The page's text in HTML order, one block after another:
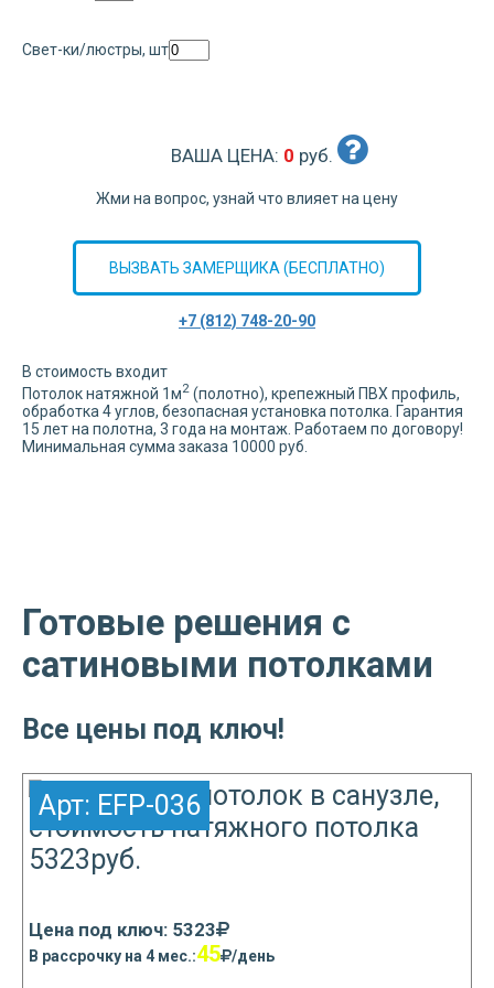
Свет-ки/люстры, шт
ВАША ЦЕНА: 0 руб.
Жми на вопрос, узнай что влияет на цену
ВЫЗВАТЬ ЗАМЕРЩИКА (БЕСПЛАТНО)
+7 (812) 748-20-90
В стоимость входит
Потолок натяжной 1м2 (полотно), крепежный ПВХ профиль,
обработка 4углов, безопасная установка потолка. Гарантия
15 лет на полотна, 3 года на монтаж. Работаем по договору!
Минимальная сумма заказа 10000 руб.
Готовые решения с
сатиновыми потолками
Все цены под ключ!
Арт: EFP-036
Цена под ключ: 5323
В рассрочку на 4 мес.:45 /день